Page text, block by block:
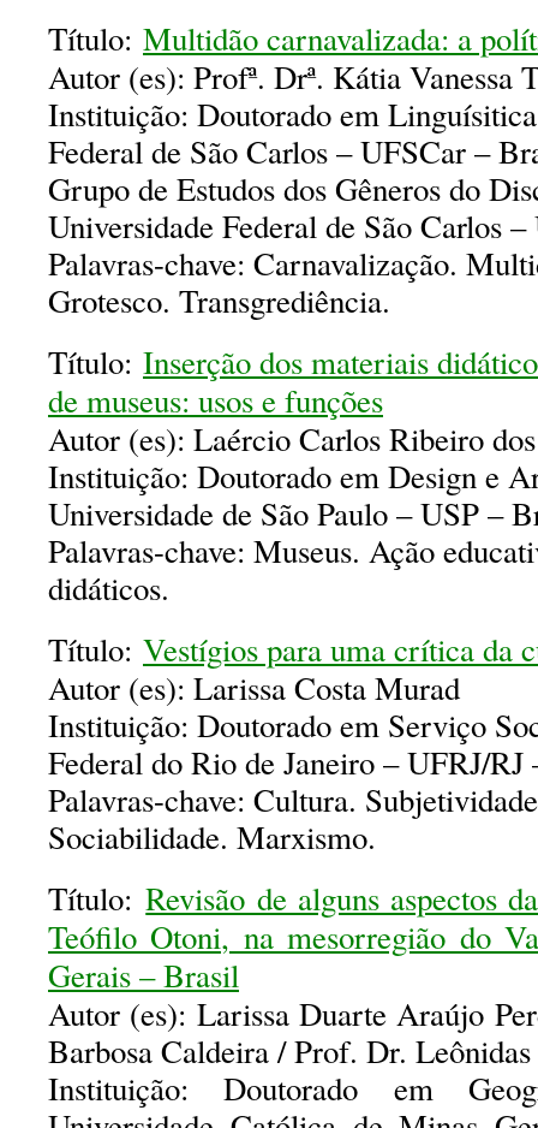
Título: Multidão carnavalizada: a
Autor (es): Profª. Drª. Kátia Vanessa
Instituição: Doutorado em
Federal de São Carlos – UFSCar –
Grupo de Estudos dos Gêneros do
Universidade Federal de São Carlos
Palavras-chave: Carnavalização.
Grotesco. Transgrediência.
Título: Inserção dos materiais
de museus: usos e funções
Autor (es): Laércio Carlos Ribeiro
Instituição: Doutorado em Design e
Universidade de São Paulo – USP –
Palavras-chave: Museus. Ação
didáticos.
Título: Vestígios para uma crítica da
Autor (es): Larissa Costa Murad
Instituição: Doutorado em Serviço
Federal do Rio de Janeiro – UFRJ/RJ
Palavras-chave: Cultura.
Sociabilidade. Marxismo.
Título:Revisão de alguns aspectos
Teófilo Otoni, na mesorregião do
Gerais – Brasil
Autor (es): Larissa Duarte Araújo
Barbosa Caldeira / Prof. Dr.
Instituição: Doutorado em